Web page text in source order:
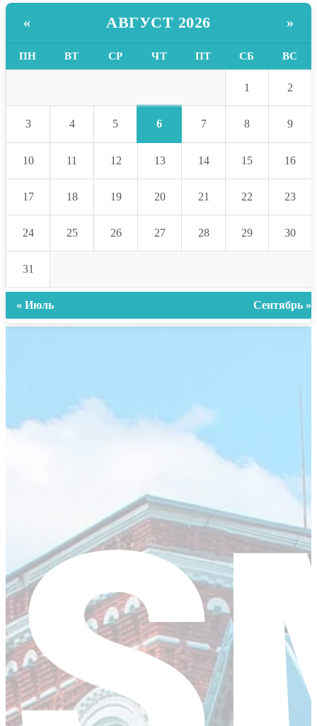
« АВГУСТ 2026 »
ПН ВТ СР ЧТ ПТ СБ ВС
1 2
3 4 5 6 7 8 9
10 11 12 13 14 15 16
17 18 19 20 21 22 23
24 25 26 27 28 29 30
31
« Июль Сентябрь »